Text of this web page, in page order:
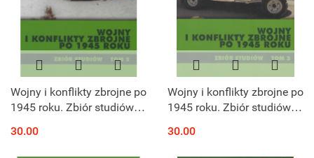
Wojny i konflikty zbrojne po
1945 roku. Zbiór studiów.
30.00
Wojny i konflikty zbrojne po
1945 roku. Zbiór studiów.
30.00